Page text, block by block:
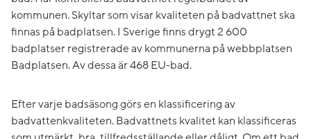
kommunen. Skyltar som visar kvaliteten på badvattnet ska
finnas på badplatsen. I Sverige finns drygt 2 600
badplatser registrerade av kommunerna på webbplatsen
Badplatsen. Av dessa är 468 EU-bad.
Efter varje badsäsong görs en klassificering av
badvattenkvaliteten. Badvattnets kvalitet kan klassificeras